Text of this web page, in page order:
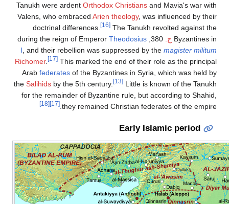
Tanukh were ardent Orthodox Christians and Mavia's war with
Valens, who embraced Arien theology, was influenced by their
doctrinal differences.
[16] The Tanukh revolted against the
Byzantines in ح.
Theodosius
I , and their rebellion was suppressed by the magister militum
Richomer. [17] This marked the end of their role as the principal
Arab federates of the Byzantines in Syria, which was held by
the Salihids by the 5th century. [13] Little is known of the Tanukh
for the remainder of Byzantine rule, but according to Shahid,
they remained Christian federates of the empire.
[17]
[18]
Early Islamic period